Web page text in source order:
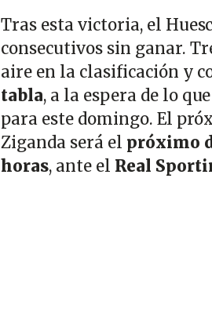
Tras esta victoria, el
consecutivos sin ganar.
aire en la clasificación y
tabla, a la espera de lo
para este domingo. El
Ziganda será el próximo
horas, ante el Real